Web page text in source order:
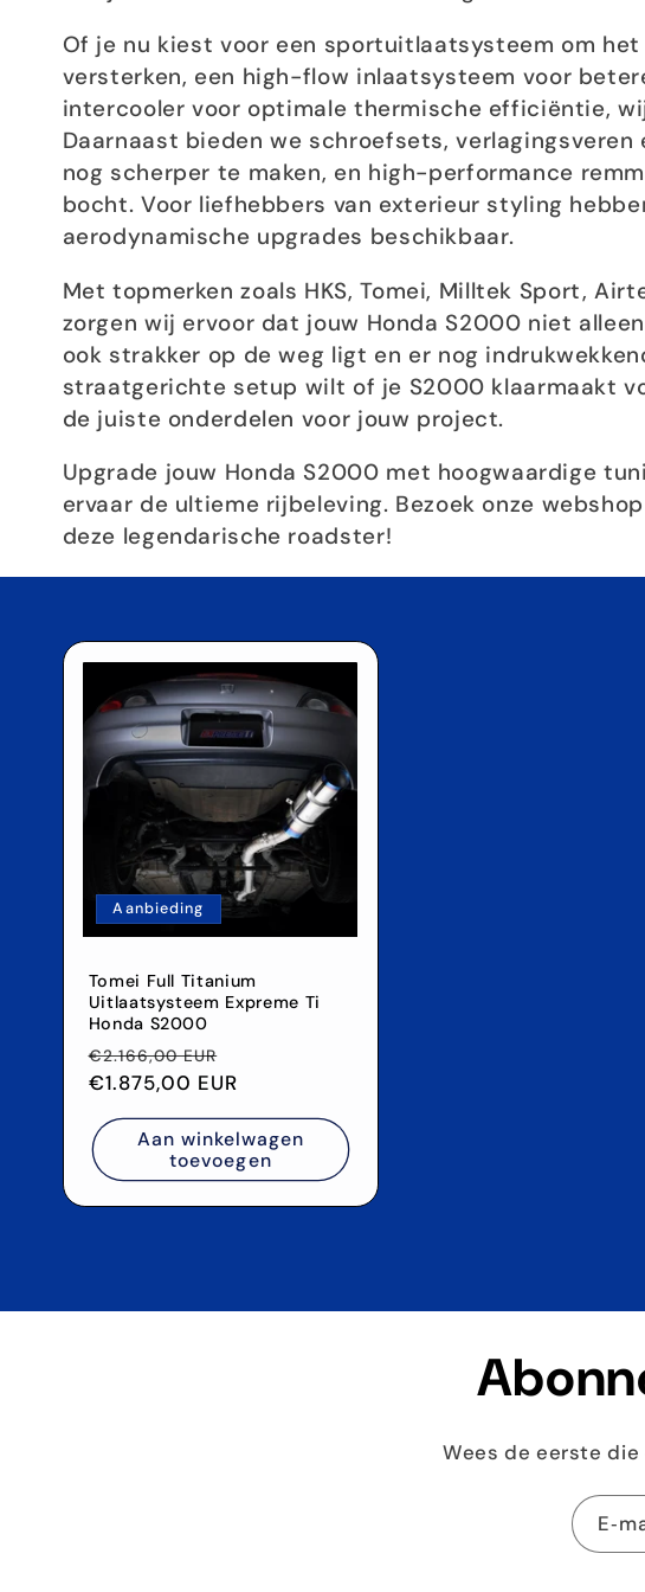
c
t
i
e
:
Of je nu kiest voor een sportuitlaatsysteem om
versterken, een high-flow inlaatsysteem voor
intercooler voor optimale thermische efficiëntie,
Daarnaast bieden we schroefsets,
nog scherper te maken, en high-performance
bocht. Voor liefhebbers van exterieur styling
aerodynamische upgrades beschikbaar.
Met topmerken zoals HKS, Tomei, Milltek Sport,
zorgen wij ervoor dat jouw Honda S2000 niet
ook strakker op de weg ligt en er nog
straatgerichte setup wilt of je S2000 klaarmaakt
de juiste onderdelen voor jouw project.
Upgrade jouw Honda S2000 met hoogwaardige
ervaar de ultieme rijbeleving. Bezoek onze
deze legendarische roadster!
Aanbieding
Tomei Full Titanium
Uitlaatsysteem Expreme Ti
Honda S2000
Normale
prijs
€2.166,00 EUR
€1.875,00 EUR
Aan winkelwagen
toevoegen
Wees de eerste